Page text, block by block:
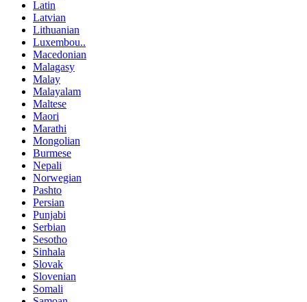
Latin
Latvian
Lithuanian
Luxembou..
Macedonian
Malagasy
Malay
Malayalam
Maltese
Maori
Marathi
Mongolian
Burmese
Nepali
Norwegian
Pashto
Persian
Punjabi
Serbian
Sesotho
Sinhala
Slovak
Slovenian
Somali